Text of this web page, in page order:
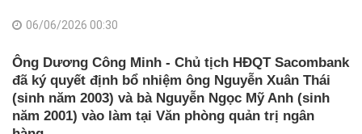
06/06/2026 00:30
Ông Dương Công Minh - Chủ tịch HĐQT Sacombank
đã ký quyết định bổ nhiệm ông Nguyễn Xuân Thái
(sinh năm 2003) và bà Nguyễn Ngọc Mỹ Anh (sinh
năm 2001) vào làm tại Văn phòng quản trị ngân